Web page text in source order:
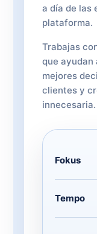
a día de las
plataforma.
Trabajas
que ayudan
mejores
clientes y
innecesaria.
Fokus
Tempo